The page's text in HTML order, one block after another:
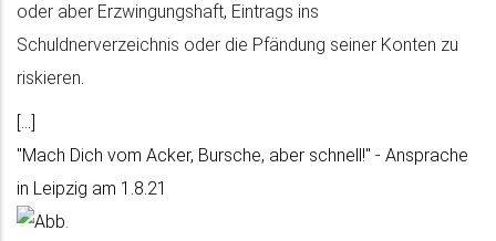
oder aber Erzwingungshaft, Eintrags ins
Schuldnerverzeichnis oder die Pfändung seiner Konten zu
riskieren.
[...]
"Mach Dich vom Acker, Bursche, aber schnell!" - Ansprache
in Leipzig am 1.8.21